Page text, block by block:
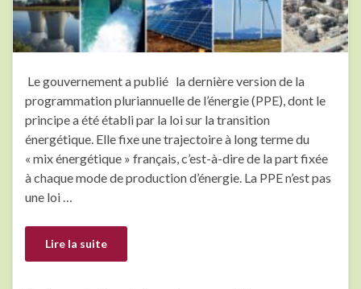
Le gouvernement a publié la dernière version de la
programmation pluriannuelle de l’énergie (PPE), dont le
principe a été établi par la loi sur la transition
énergétique. Elle fixe une trajectoire à long terme du
« mix énergétique » français, c’est-à-dire de la part fixée
à chaque mode de production d’énergie. La PPE n’est pas
une loi …
Lire la suite